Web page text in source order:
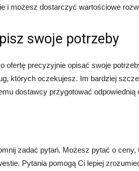
i możesz dostarczyć wartościowe
swoje potrzeby
ofertę precyzyjnie opisać swoje
których oczekujesz. Im bardziej
dostawcy przygotować odpowiednią
zadać pytań. Możesz pytać o ceny,
Pytania pomogą Ci lepiej